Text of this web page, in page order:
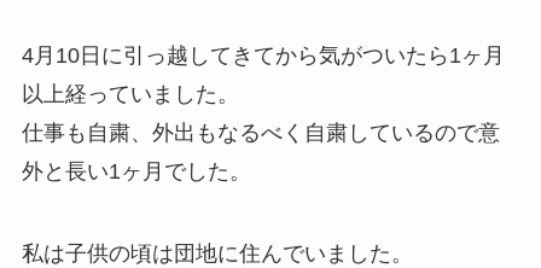
4月10日に引っ越してきてから気がついたら1ヶ月
以上経っていました。
仕事も自粛、外出もなるべく自粛しているので意
外と長い1ヶ月でした。
私は子供の頃は団地に住んでいました。